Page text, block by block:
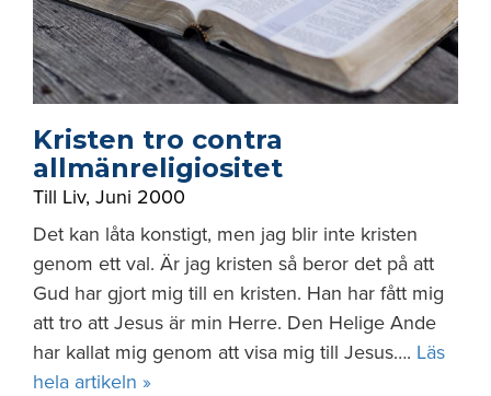
Kristen tro contra
allmänreligiositet
Till Liv, Juni 2000
Det kan låta konstigt, men jag blir inte kristen
genom ett val. Är jag kristen så beror det på att
Gud har gjort mig till en kristen. Han har fått mig
att tro att Jesus är min Herre. Den Helige Ande
har kallat mig genom att visa mig till Jesus…. Läs
hela artikeln »